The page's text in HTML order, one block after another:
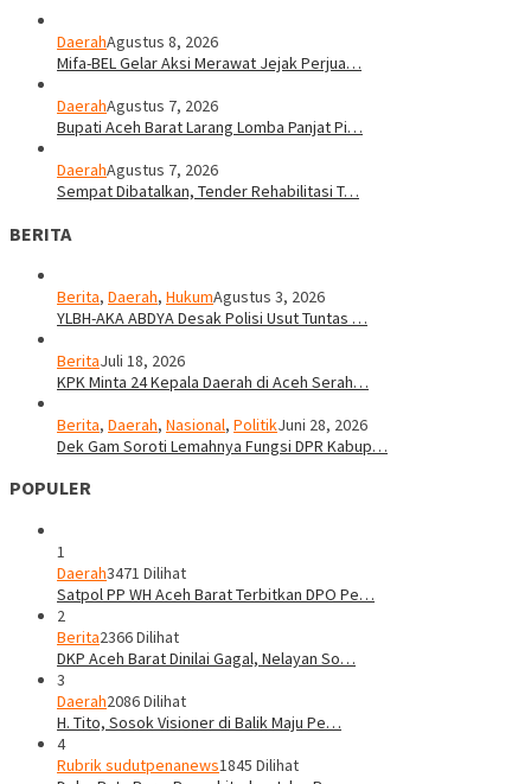
DaerahAgustus 8, 2026
Mifa-BEL Gelar Aksi Merawat Jejak Perjua…
DaerahAgustus 7, 2026
Bupati Aceh Barat Larang Lomba Panjat Pi…
DaerahAgustus 7, 2026
Sempat Dibatalkan, Tender Rehabilitasi T…
BERITA
Berita, Daerah, HukumAgustus 3, 2026
YLBH-AKA ABDYA Desak Polisi Usut Tuntas …
BeritaJuli 18, 2026
KPK Minta 24 Kepala Daerah di Aceh Serah…
Berita, Daerah, Nasional, PolitikJuni 28, 2026
Dek Gam Soroti Lemahnya Fungsi DPR Kabup…
POPULER
1
Daerah3471 Dilihat
Satpol PP WH Aceh Barat Terbitkan DPO Pe…
2
Berita2366 Dilihat
DKP Aceh Barat Dinilai Gagal, Nelayan So…
3
Daerah2086 Dilihat
H. Tito, Sosok Visioner di Balik Maju Pe…
4
Rubrik sudutpenanews1845 Dilihat